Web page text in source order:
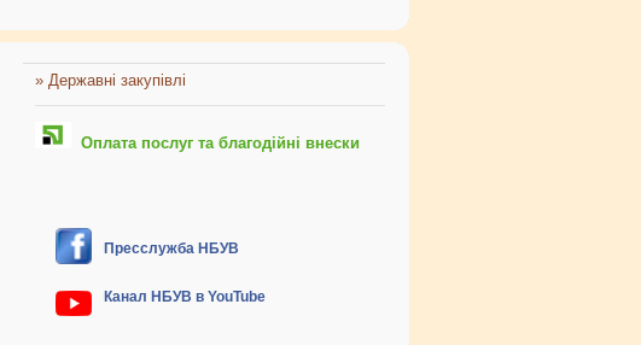
» Державні закупівлі
Оплата послуг та благодійні внески
Пресслужба НБУВ
Канал НБУВ в YouTube